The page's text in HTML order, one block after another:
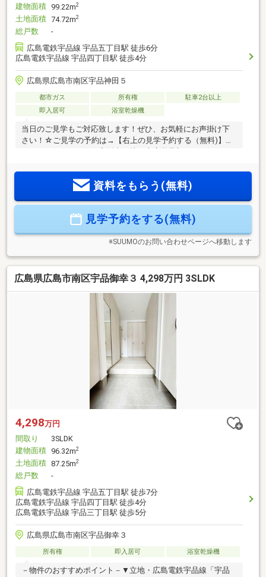
建物面積 99.22m2
土地面積 74.72m2
総戸数
-
広島電鉄宇品線 宇品五丁目駅 徒歩6分
広島電鉄宇品線 宇品四丁目駅 徒歩4分
広島県広島市南区宇品神田５
都市ガス 所有権
駐車2台以上
即入居可
浴室乾燥機
当日のご見学もご対応致します！ぜひ、お気軽にお声掛け下
さい！☆ご見学の予約は→【右上の見学予約する（無料)】を
ご用意しています】トータテのホームページもぜひご覧くだ
さい！!https://jyuhan.totate.co.jp/資料をもらう(無料)
見学予約をする(無料)
※SUUMOのお問い合わせページへ移動します
広島県広島市南区宇品御幸３ 4,298万円 3SLDK
4,298万円
間取り
3SLDK
建物面積 96.32m2
土地面積 87.25m2
総戸数
-
広島電鉄宇品線 宇品五丁目駅 徒歩7分
広島電鉄宇品線 宇品四丁目駅 徒歩4分
広島電鉄宇品線 宇品三丁目駅 徒歩5分
広島県広島市南区宇品御幸３
所有権 即入居可 浴室乾燥機
－物件のおすすめポイント－▼立地・広島電鉄宇品線「宇品